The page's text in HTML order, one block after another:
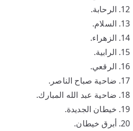
الرحابة.
السلام.
الزهراء.
الرابية.
الرقعي.
ضاحية صباح الناصر.
ضاحية عبد الله المبارك.
خيطان الجديدة.
أبرق خيطان.